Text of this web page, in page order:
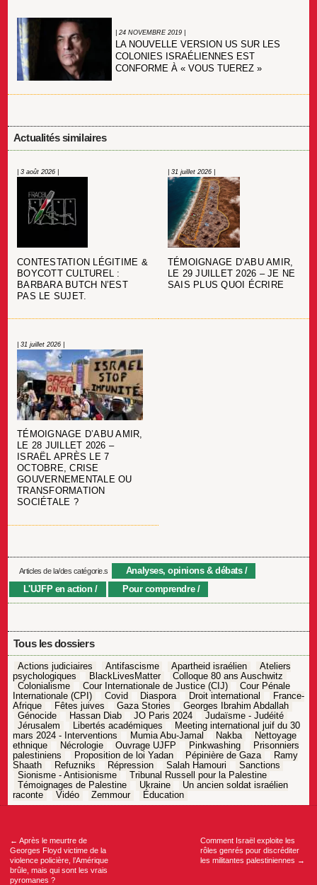
| 24 NOVEMBRE 2019 |
LA NOUVELLE VERSION US SUR LES
COLONIES ISRAÉLIENNES EST
CONFORME À « VOUS TUEREZ »
Actualités similaires
| 3 août 2026 |
CONTESTATION LÉGITIME &
BOYCOTT CULTUREL :
BARBARA BUTCH N’EST
PAS LE SUJET.
| 31 juillet 2026 |
TÉMOIGNAGE D’ABU AMIR,
LE 29 JUILLET 2026 – JE NE
SAIS PLUS QUOI ÉCRIRE
| 31 juillet 2026 |
TÉMOIGNAGE D’ABU AMIR,
LE 28 JUILLET 2026 –
ISRAËL APRÈS LE 7
OCTOBRE, CRISE
GOUVERNEMENTALE OU
TRANSFORMATION
SOCIÉTALE ?
Articles de la/des catégorie.s
Analyses, opinions & débats
L'UJFP en action
Pour comprendre
Tous les dossiers
Actions judiciaires Antifascisme Apartheid israélien
Ateliers
psychologiques
BlackLivesMatter
Colloque 80 ans Auschwitz
Colonialisme
Cour Internationale de Justice (CIJ)
Cour Pénale
Internationale (CPI)
Covid Diaspora Droit international
France-
Afrique
Fêtes juives Gaza Stories
Georges Ibrahim Abdallah
Génocide
Hassan Diab JO Paris 2024
Judaïsme - Judéité
Jérusalem
Libertés académiques
Meeting international juif du 30
mars 2024 - Interventions
Mumia Abu-Jamal Nakba
Nettoyage
ethnique
Nécrologie Ouvrage UJFP Pinkwashing
Prisonniers
palestiniens
Proposition de loi Yadan Pépinière de Gaza
Ramy
Shaath
Refuzniks Répression Salah Hamouri
Sanctions
Sionisme - Antisionisme
Tribunal Russell pour la Palestine
Témoignages de Palestine
Ukraine
Un ancien soldat israélien
raconte
Vidéo Zemmour Éducation
Navigation
← Après le meurtre de
Georges Floyd victime de la
violence policière, l’Amérique
brûle, mais qui sont les vrais
pyromanes ?
Comment Israël exploite les
rôles genrés pour discréditer
les militantes palestiniennes →